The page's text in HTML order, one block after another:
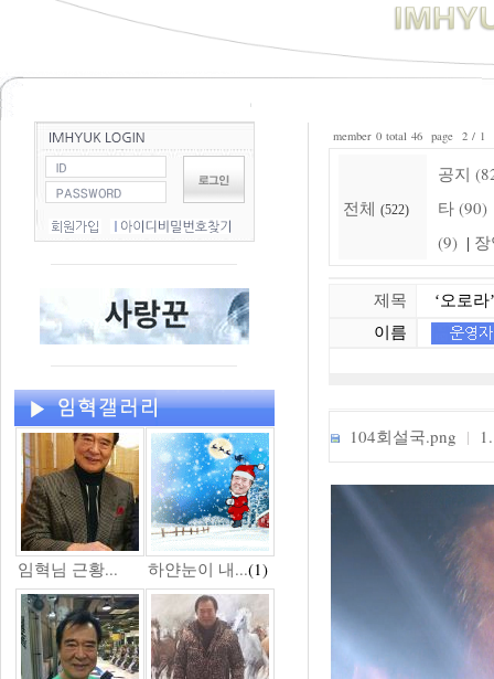
임혁님 근황... 하얀눈이 내...(1)
member 0 total 46 page 2 / 1
전체 (522)
공지
타 (90)
(9) |
제목
‘오로라
이름
104회설국.png |